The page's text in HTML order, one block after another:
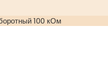
100 кОм